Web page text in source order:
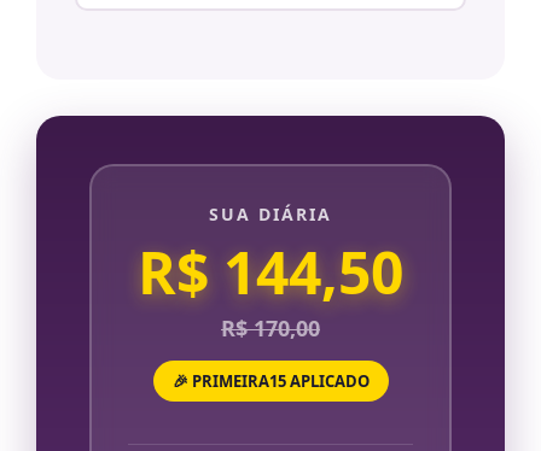
SUA DIÁRIA
R$ 144,50
R$ 170,00
🎉 PRIMEIRA15 APLICADO